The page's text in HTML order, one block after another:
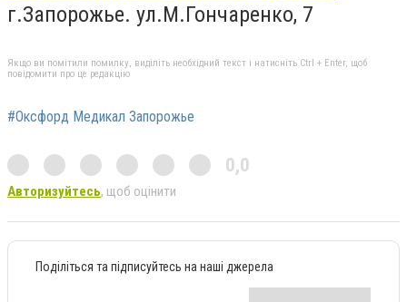
г.Запорожье. ул.М.Гончаренко, 7
Якщо ви помітили помилку, виділіть необхідний текст і натисніть Ctrl + Enter, щоб
повідомити про це редакцію
#Оксфорд Медикал Запорожье
0,0
Авторизуйтесь, щоб оцінити
Поділіться та підписуйтесь на наші джерела